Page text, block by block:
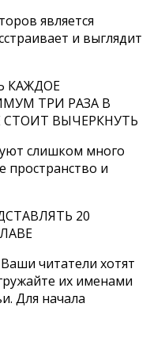
является
и выглядит
КАЖДОЕ
ТРИ РАЗА В
ВЫЧЕРКНУТЬ
слишком много
пространство и
20
читатели хотят
их именами
Для начала